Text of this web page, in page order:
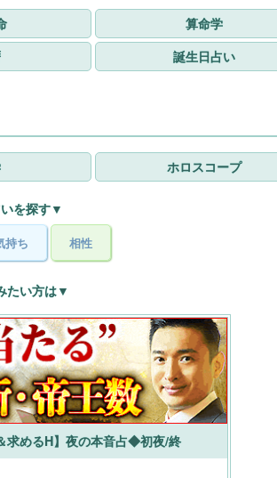
算命学
誕生日占い
ホロスコープ
を探す▼
持ち 相性
たい方は▼
求めるH】夜の本音占◆初夜/終